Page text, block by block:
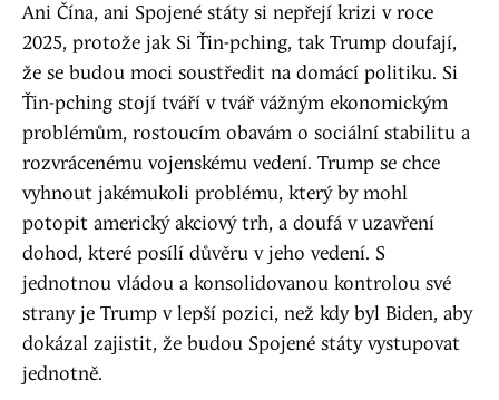
Ani Čína, ani Spojené státy si nepřejí krizi v roce
2025, protože jak Si Ťin-pching, tak Trump doufají,
že se budou moci soustředit na domácí politiku. Si
Ťin-pching stojí tváří v tvář vážným ekonomickým
problémům, rostoucím obavám o sociální stabilitu a
rozvrácenému vojenskému vedení. Trump se chce
vyhnout jakémukoli problému, který by mohl
potopit americký akciový trh, a doufá v uzavření
dohod, které posílí důvěru v jeho vedení. S
jednotnou vládou a konsolidovanou kontrolou své
strany je Trump v lepší pozici, než kdy byl Biden, aby
dokázal zajistit, že budou Spojené státy vystupovat
jednotně.